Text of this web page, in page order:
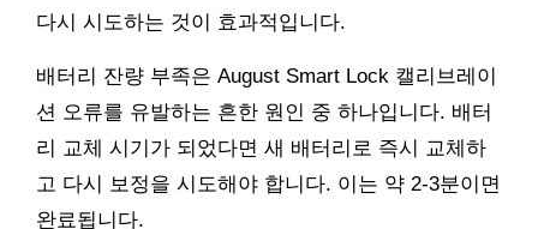
다시 시도하는 것이 효과적입니다.
배터리 잔량 부족은 August Smart Lock 캘리브레이
션 오류를 유발하는 흔한 원인 중 하나입니다. 배터
리 교체 시기가 되었다면 새 배터리로 즉시 교체하
고 다시 보정을 시도해야 합니다. 이는 약 2-3분이면
완료됩니다.